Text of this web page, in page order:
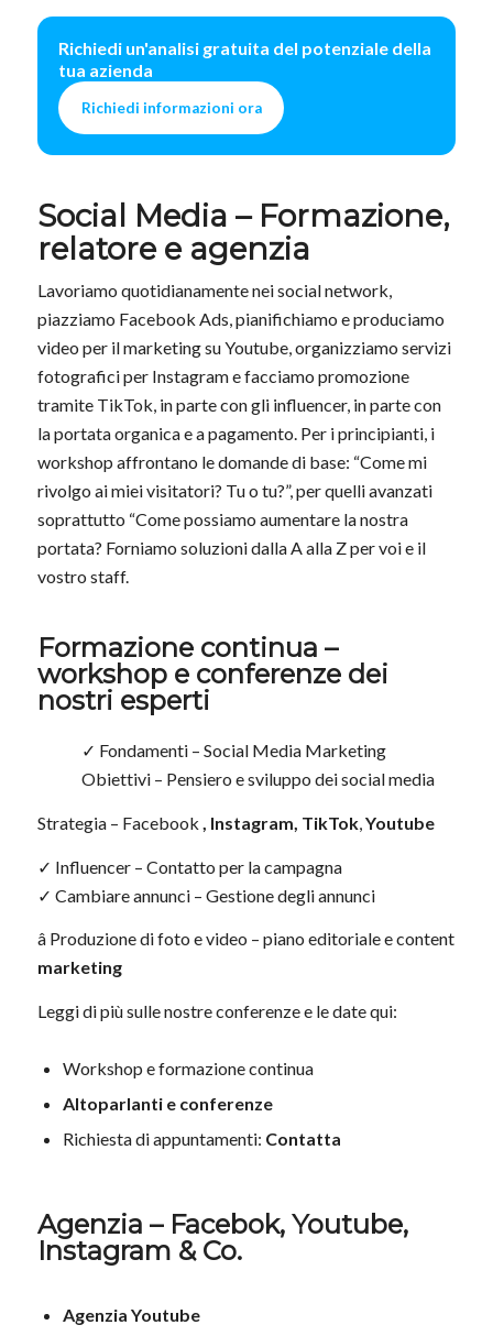
Richiedi un'analisi gratuita del potenziale della
tua azienda
Richiedi informazioni ora
Social Media – Formazione,
relatore e agenzia
Lavoriamo quotidianamente nei social network,
piazziamo Facebook Ads, pianifichiamo e produciamo
video per il marketing su Youtube, organizziamo servizi
fotografici per Instagram e facciamo promozione
tramite TikTok, in parte con gli influencer, in parte con
la portata organica e a pagamento. Per i principianti, i
workshop affrontano le domande di base: “Come mi
rivolgo ai miei visitatori? Tu o tu?”, per quelli avanzati
soprattutto “Come possiamo aumentare la nostra
portata? Forniamo soluzioni dalla A alla Z per voi e il
vostro staff.
Formazione continua –
workshop e conferenze dei
nostri esperti
✓ Fondamenti – Social Media Marketing
Obiettivi – Pensiero e sviluppo dei social media
Strategia – Facebook , Instagram, TikTok,Youtube
✓ Influencer – Contatto per la campagna
✓ Cambiare annunci – Gestione degli annunci
â Produzione di foto e video – piano editoriale e content
marketing
Leggi di più sulle nostre conferenze e le date qui:
Workshop e formazione continua
Altoparlanti e conferenze
Richiesta di appuntamenti: Contatta
Agenzia – Facebok, Youtube,
Instagram & Co.
Agenzia Youtube